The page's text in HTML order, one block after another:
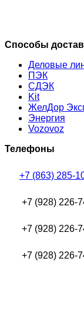
Способы
Деловые
ПЭК
СДЭК
Kit
ЖелДор
Энергия
Vozovoz
Телефоны
+7 (863) 285-
+7 (928) 226-
+7 (928) 226-
+7 (928) 226-